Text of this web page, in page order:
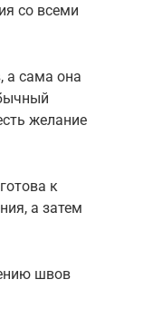
со всеми
а сама она
желание
к
а затем
швов